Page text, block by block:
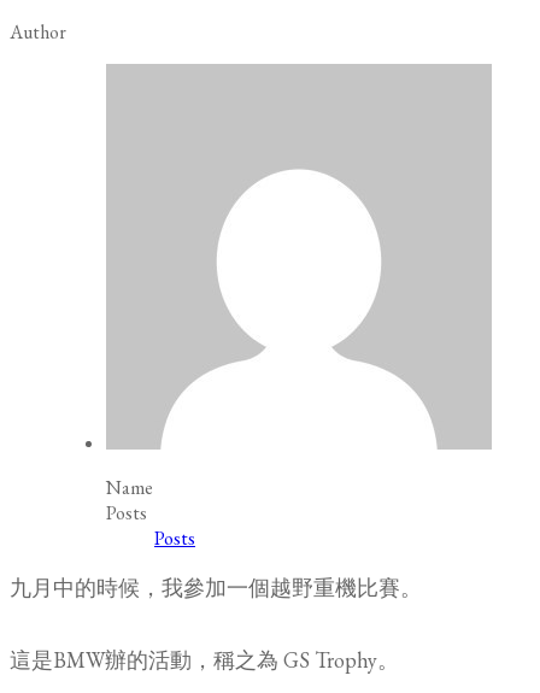
Author
Name
Posts
Posts
九月中的時候，我參加一個越野重機比賽。
這是BMW辦的活動，稱之為 GS Trophy。